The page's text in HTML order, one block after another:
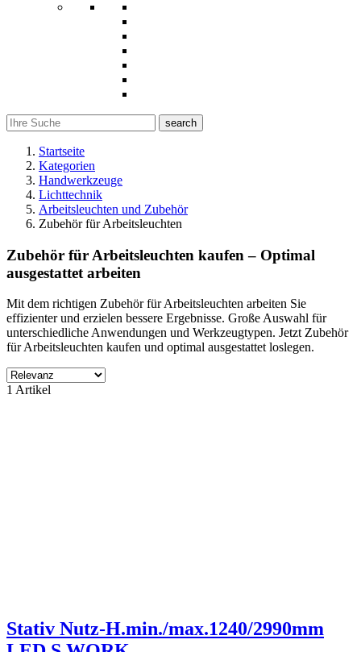
search
Startseite
Kategorien
Handwerkzeuge
Lichttechnik
Arbeitsleuchten und Zubehör
Zubehör für Arbeitsleuchten
Zubehör für Arbeitsleuchten kaufen – Optimal
ausgestattet arbeiten
Mit dem richtigen Zubehör für Arbeitsleuchten arbeiten Sie
effizienter und erzielen bessere Ergebnisse. Große Auswahl für
unterschiedliche Anwendungen und Werkzeugtypen. Jetzt Zubehör
für Arbeitsleuchten kaufen und optimal ausgestattet loslegen.
Filter
1 Artikel
Stativ Nutz-H.min./max.1240/2990mm